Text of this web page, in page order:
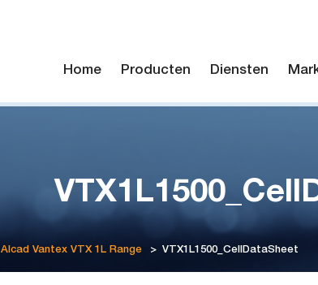
Home Producten Diensten
Alcad Vantex VTX 1L Range > VTX1L1500_CellDataSheet